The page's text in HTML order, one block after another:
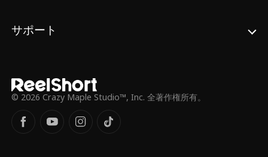
サポート
© 2026 Crazy Maple Studio™, Inc. 全著作権所有。